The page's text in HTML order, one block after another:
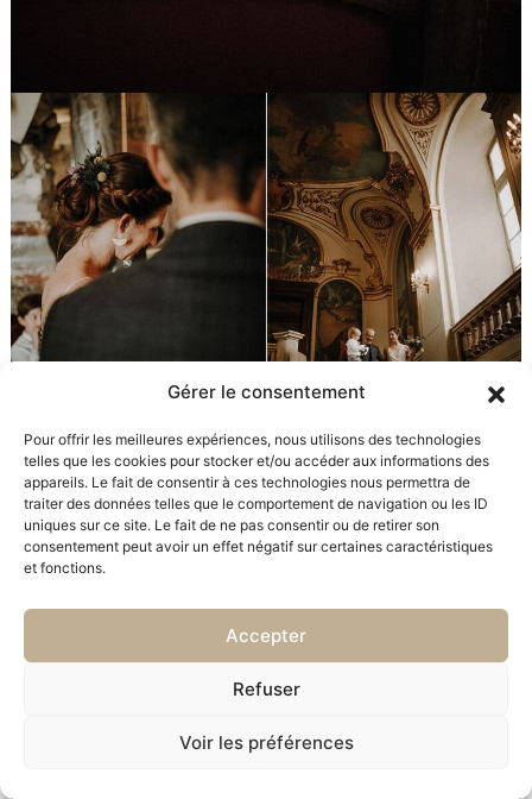
Gérer le consentement
Pour offrir les meilleures expériences, nous utilisons des technologies
telles que les cookies pour stocker et/ou accéder aux informations des
appareils. Le fait de consentir à ces technologies nous permettra de
traiter des données telles que le comportement de navigation ou les ID
uniques sur ce site. Le fait de ne pas consentir ou de retirer son
consentement peut avoir un effet négatif sur certaines caractéristiques
et fonctions.
Accepter
Refuser
Voir les préférences